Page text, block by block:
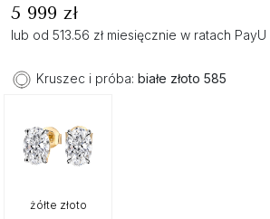
5 999 zł
lub od 513.56 zł miesięcznie w ratach PayU
Kruszec i próba: białe złoto 585
żółte złoto